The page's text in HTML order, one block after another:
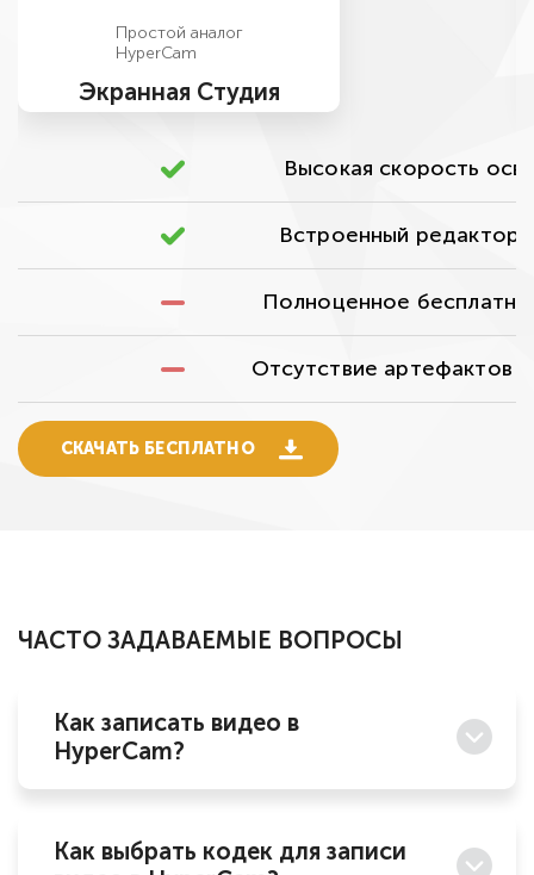
Простой аналог
HyperCam
Экранная Студия
Высокая скорость
Встроенный редактор
Полноценное
Отсутствие артефактов
СКАЧАТЬ БЕСПЛАТНО
ЧАСТО ЗАДАВАЕМЫЕ ВОПРОСЫ
Как записать видео в
HyperCam?
Как выбрать кодек для записи